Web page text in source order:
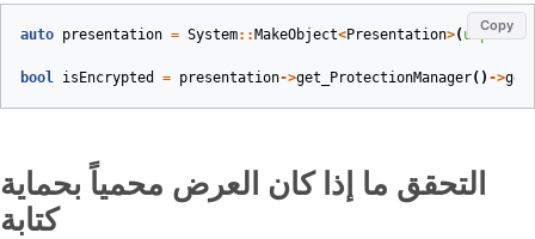
Copy
auto presentation = System:: MakeObject<Presentation>( u
bool isEncrypted = presentation->get_ProtectionManager() ->
التحقق ما إذا كان العرض محمياً بحماية
كتابة